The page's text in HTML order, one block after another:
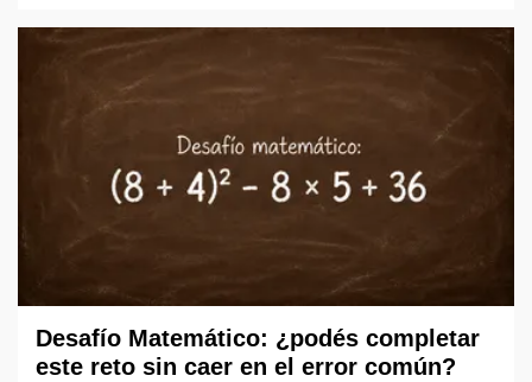
Desafío Matemático: ¿podés completar
este reto sin caer en el error común?